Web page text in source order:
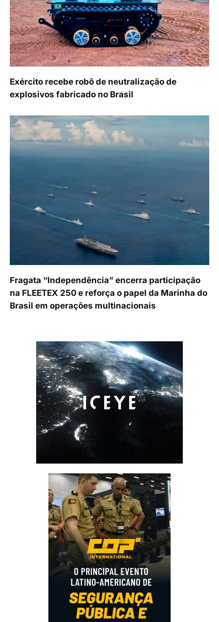
Exército recebe robô de neutralização de
explosivos fabricado no Brasil
Fragata “Independência” encerra participação
na FLEETEX 250 e reforça o papel da Marinha do
Brasil em operações multinacionais